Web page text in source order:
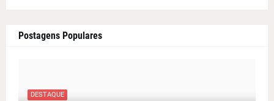
Postagens Populares
DESTAQUE